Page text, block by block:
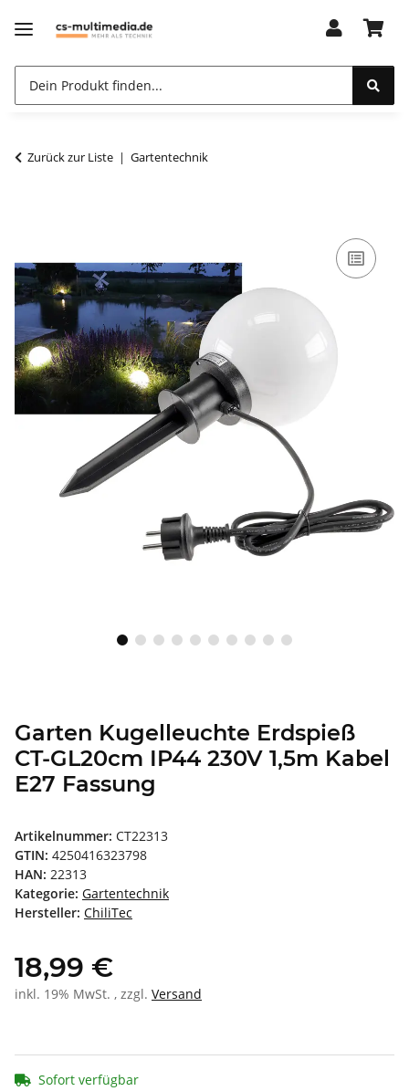
Zurück zur Liste Gartentechnik
Garten Kugelleuchte Erdspieß
CT-GL20cm IP44 230V 1,5m Kabel
E27 Fassung
Artikelnummer: CT22313
GTIN: 4250416323798
HAN: 22313
Kategorie: Gartentechnik
Hersteller: ChiliTec
18,99 €
inkl. 19% MwSt. , zzgl. Versand
Sofort verfügbar